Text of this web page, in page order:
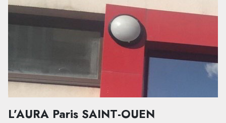
L’AURA Paris SAINT-OUEN